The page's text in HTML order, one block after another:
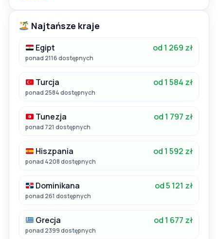
Najtańsze kraje
Egipt od 1 269 zł
ponad 2116 dostępnych
Turcja od 1 584 zł
ponad 2584 dostępnych
Tunezja od 1 797 zł
ponad 721 dostępnych
Hiszpania od 1 592 zł
ponad 4208 dostępnych
Dominikana od 5 121 zł
ponad 261 dostępnych
Grecja od 1 677 zł
ponad 2399 dostępnych